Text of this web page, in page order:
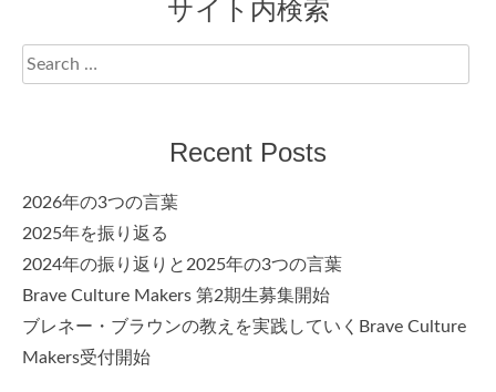
サイト内検索
Search
for:
Recent Posts
2026年の3つの言葉
2025年を振り返る
2024年の振り返りと2025年の3つの言葉
Brave Culture Makers 第2期生募集開始
ブレネー・ブラウンの教えを実践していくBrave Culture
Makers受付開始